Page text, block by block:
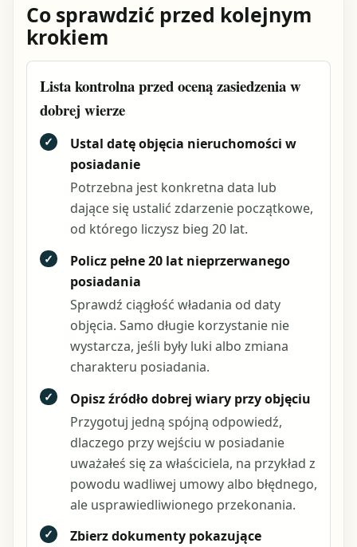
Co sprawdzić przed kolejnym
krokiem
Lista kontrolna przed oceną zasiedzenia w
dobrej wierze
✓
Ustal datę objęcia nieruchomości w
posiadanie
Potrzebna jest konkretna data lub
dające się ustalić zdarzenie początkowe,
od którego liczysz bieg 20 lat.
✓
Policz pełne 20 lat nieprzerwanego
posiadania
Sprawdź ciągłość władania od daty
objęcia. Samo długie korzystanie nie
wystarcza, jeśli były luki albo zmiana
charakteru posiadania.
✓
Opisz źródło dobrej wiary przy objęciu
Przygotuj jedną spójną odpowiedź,
dlaczego przy wejściu w posiadanie
uważałeś się za właściciela, na przykład z
powodu wadliwej umowy albo błędnego,
ale usprawiedliwionego przekonania.
✓
Zbierz dokumenty pokazujące